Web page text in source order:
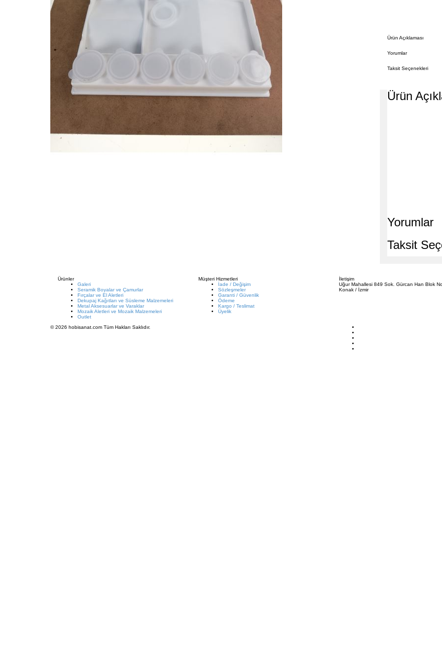
Ürün Açıklaması
Yorumlar
Taksit Seçenekleri
Ürün
Yorumlar
Taksit
Ürünler
Galeri
Seramik Boyalar ve Çamurlar
Fırçalar ve El Aletleri
Dekupaj Kağıtları ve Süsleme Malzemeleri
Metal Aksesuarlar ve Varaklar
Mozaik Aletleri ve Mozaik Malzemeleri
Outlet
Müşteri Hizmetleri
İade / Değişim
Sözleşmeler
Garanti / Güvenlik
Ödeme
Kargo / Teslimat
Üyelik
İletişim
Uğur Mahallesi 849 Sok. Gürcan Han Blok
Konak / İzmir
© 2026 hobisanat.com Tüm Hakları Saklıdır.